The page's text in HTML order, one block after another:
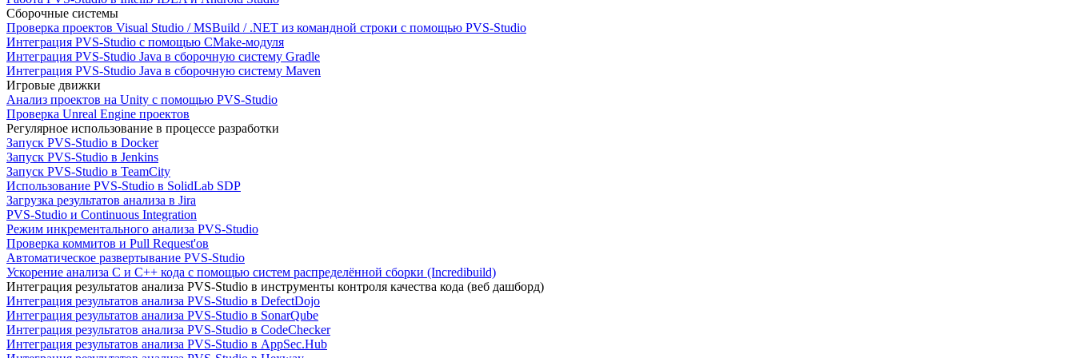
Сборочные системы
Проверка проектов Visual Studio / MSBuild / .NET из командной строки с помощью PVS-Studio
Интеграция PVS-Studio с помощью CMake-модуля
Интеграция PVS-Studio Java в сборочную систему Gradle
Интеграция PVS-Studio Java в сборочную систему Maven
Игровые движки
Анализ проектов на Unity с помощью PVS-Studio
Проверка Unreal Engine проектов
Регулярное использование в процессе разработки
Запуск PVS-Studio в Docker
Запуск PVS-Studio в Jenkins
Запуск PVS-Studio в TeamCity
Использование PVS-Studio в SolidLab SDP
Загрузка результатов анализа в Jira
PVS-Studio и Continuous Integration
Режим инкрементального анализа PVS-Studio
Проверка коммитов и Pull Request'ов
Автоматическое развертывание PVS-Studio
Ускорение анализа C и C++ кода с помощью систем распределённой сборки (Incredibuild)
Интеграция результатов анализа PVS-Studio в инструменты контроля качества кода (веб дашборд)
Интеграция результатов анализа PVS-Studio в DefectDojo
Интеграция результатов анализа PVS-Studio в SonarQube
Интеграция результатов анализа PVS-Studio в CodeChecker
Интеграция результатов анализа PVS-Studio в AppSec.Hub